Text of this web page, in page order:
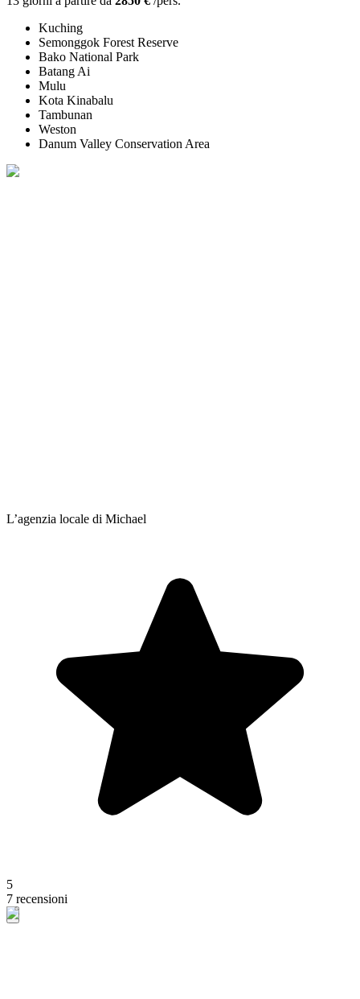
Kuching
Semonggok Forest Reserve
Bako National Park
Batang Ai
Mulu
Kota Kinabalu
Tambunan
Weston
Danum Valley Conservation Area
L’agenzia locale di Michael
5
7 recensioni